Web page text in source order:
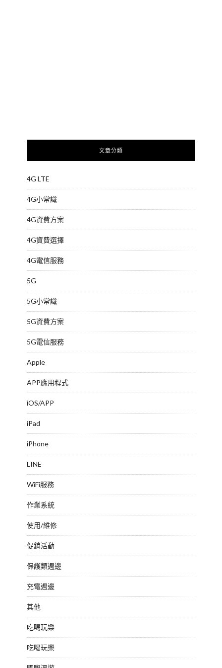
文章分類
4G LTE
4G小常識
4G資費方案
4G資費選擇
4G電信服務
5G
5G小常識
5G資費方案
5G電信服務
Apple
APP應用程式
iOS/APP
iPad
iPhone
LINE
WiFi服務
作業系統
使用/維修
促銷活動
保護類週邊
充電週邊
其他
吃喝玩樂
吃喝玩樂